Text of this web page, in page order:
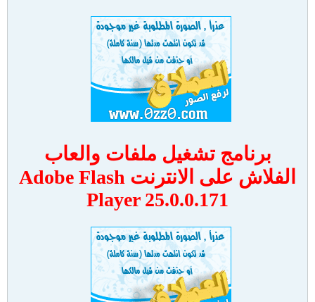
برنامج تشغيل ملفات والعاب
الفلاش على الانترنت Adobe Flash
Player 25.0.0.171